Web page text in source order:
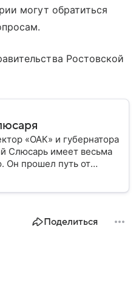
могут обратиться
Ростовской
«ОАК» и губернатора
Слюсарь имеет весьма
Он прошел путь от
руководителя
Поделиться